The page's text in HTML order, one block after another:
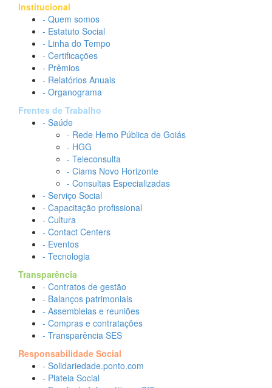
Institucional
- Quem somos
- Estatuto Social
- Linha do Tempo
- Certificações
- Prêmios
- Relatórios Anuais
- Organograma
Frentes de Trabalho
- Saúde
- Rede Hemo Pública de Goiás
- HGG
- Teleconsulta
- Ciams Novo Horizonte
- Consultas Especializadas
- Serviço Social
- Capacitação profissional
- Cultura
- Contact Centers
- Eventos
- Tecnologia
Transparência
- Contratos de gestão
- Balanços patrimoniais
- Assembleias e reuniões
- Compras e contratações
- Transparência SES
Responsabilidade Social
- Solidariedade.ponto.com
- Plateia Social